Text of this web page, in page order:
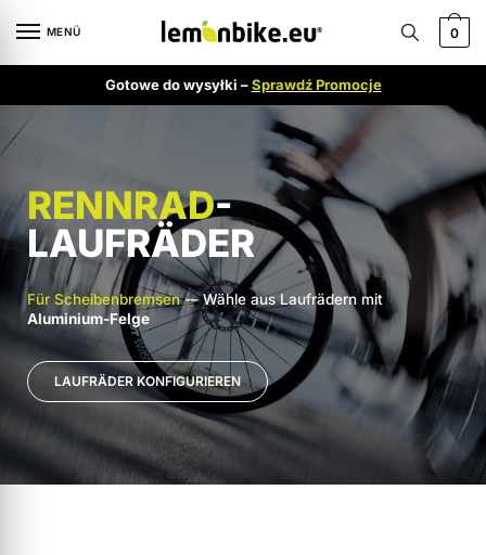
MENÜ 0
Gotowe do wysyłki –Sprawdź Promocje
RENNRAD-
LAUFRÄDER
Für Scheibenbremsen-– Wähle aus Laufrädern mit
Aluminium-Felge
LAUFRÄDER KONFIGURIEREN